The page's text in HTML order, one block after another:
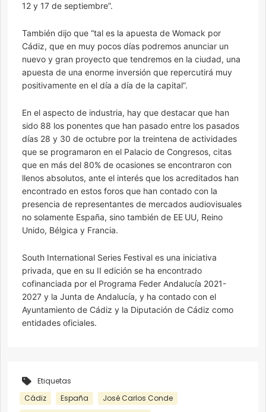
12 y 17 de septiembre”.
También dijo que “tal es la apuesta de Womack por
Cádiz, que en muy pocos días podremos anunciar un
nuevo y gran proyecto que tendremos en la ciudad, una
apuesta de una enorme inversión que repercutirá muy
positivamente en el día a día de la capital”.
En el aspecto de industria, hay que destacar que han
sido 88 los ponentes que han pasado entre los pasados
días 28 y 30 de octubre por la treintena de actividades
que se programaron en el Palacio de Congresos, citas
que en más del 80% de ocasiones se encontraron con
llenos absolutos, ante el interés que los acreditados han
encontrado en estos foros que han contado con la
presencia de representantes de mercados audiovisuales
no solamente España, sino también de EE UU, Reino
Unido, Bélgica y Francia.
South International Series Festival es una iniciativa
privada, que en su II edición se ha encontrado
cofinanciada por el Programa Feder Andalucía 2021-
2027 y la Junta de Andalucía, y ha contado con el
Ayuntamiento de Cádiz y la Diputación de Cádiz como
entidades oficiales.
Etiquetas
Cádiz
España
José Carlos Conde